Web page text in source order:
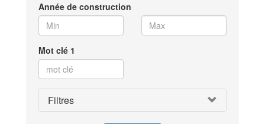
Année de construction
Mot clé 1
Filtres